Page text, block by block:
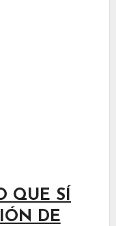
QUE SÍ
DE